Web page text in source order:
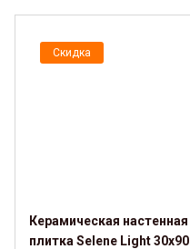
Скидка
Керамическая настенная
плитка Selene Light 30x90